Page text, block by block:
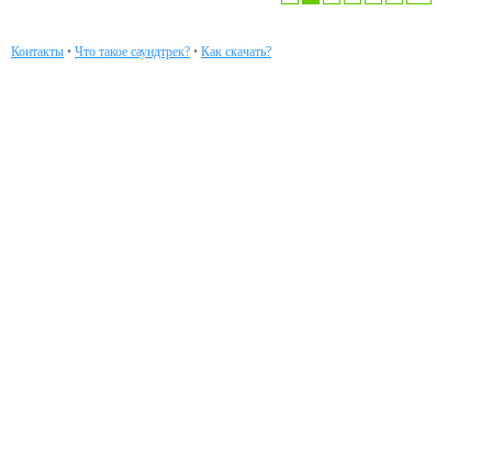
Контакты • Что такое саундтрек? • Как скачать?